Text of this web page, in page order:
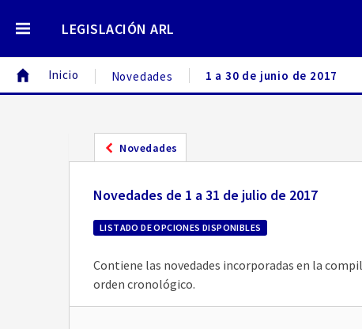
LEGISLACIÓN ARL
Inicio Novedades 1 a 30 de junio de 2017
Novedades
Novedades de 1 a 31 de julio de 2017
LISTADO DE OPCIONES DISPONIBLES
Contiene las novedades incorporadas en la
orden cronológico.